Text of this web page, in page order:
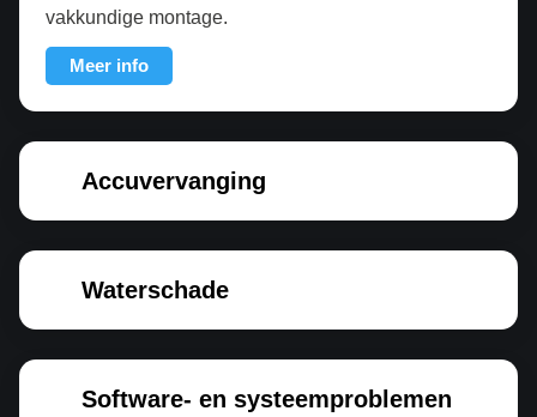
vakkundige montage.
Meer info
Accuvervanging
Waterschade
Software- en systeemproblemen